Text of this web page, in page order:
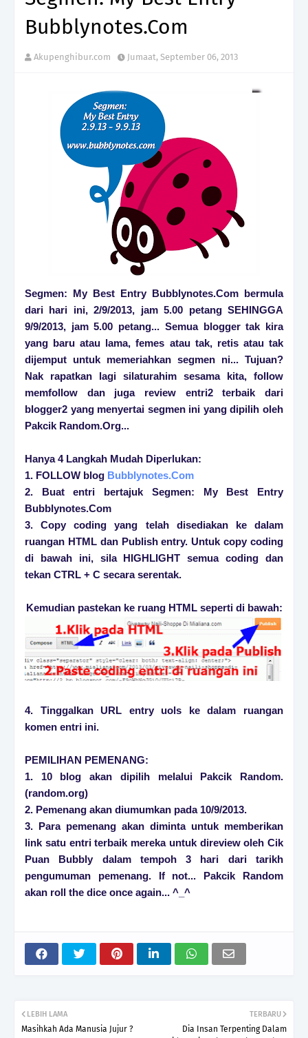
Bubblynotes.Com
Akupenghibur.com Jumaat, September 06, 2013
Segmen: My Best Entry Bubblynotes.Com bermula
dari hari ini, 2/9/2013, jam 5.00 petang SEHINGGA
9/9/2013, jam 5.00 petang... Semua blogger tak kira
yang baru atau lama, femes atau tak, retis atau tak
dijemput untuk memeriahkan segmen ni... Tujuan?
Nak rapatkan lagi silaturahim sesama kita, follow
memfollow dan juga review entri2 terbaik dari
blogger2 yang menyertai segmen ini yang dipilih oleh
Pakcik Random.Org...
Hanya 4 Langkah Mudah Diperlukan:
1. FOLLOW blog Bubblynotes.Com
2. Buat entri bertajuk Segmen: My Best Entry
Bubblynotes.Com
3. Copy coding yang telah disediakan ke dalam
ruangan HTML dan Publish entry. Untuk copy coding
di bawah ini, sila HIGHLIGHT semua coding dan
tekan CTRL + C secara serentak.
Kemudian pastekan ke ruang HTML seperti di bawah:
4. Tinggalkan URL entry uols ke dalam ruangan
komen entri ini.
PEMILIHAN PEMENANG:
1. 10 blog akan dipilih melalui Pakcik Random.
(random.org)
2. Pemenang akan diumumkan pada 10/9/2013.
3. Para pemenang akan diminta untuk memberikan
link satu entri terbaik mereka untuk direview oleh Cik
Puan Bubbly dalam tempoh 3 hari dari tarikh
pengumuman pemenang. If not... Pakcik Random
akan roll the dice once again... ^_^
TERBARU
Dia Insan Terpenting Dalam
LEBIH LAMA
Masihkah Ada Manusia Jujur ?